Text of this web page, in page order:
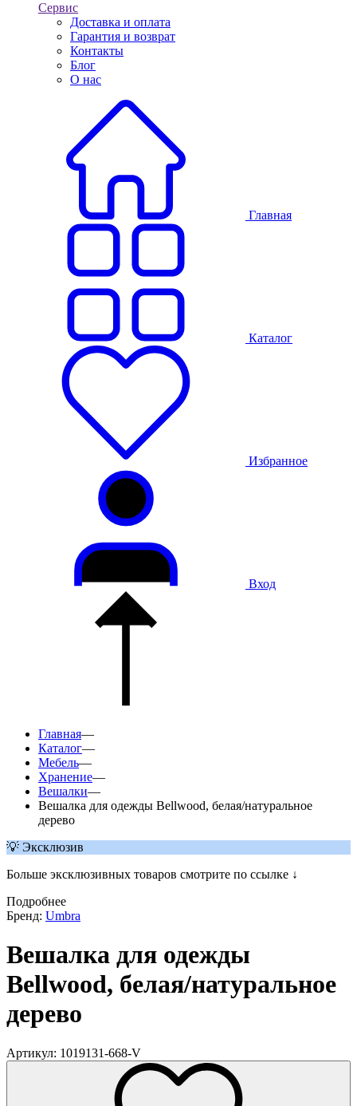
Сервис
Доставка и оплата
Гарантия и возврат
Контакты
Блог
О нас
Главная
Каталог
Избранное
Вход
Главная—
Каталог—
Мебель—
Хранение—
Вешалки—
Вешалка для одежды Bellwood, белая/натуральное
дерево
💡 Эксклюзив
Больше эксклюзивных товаров смотрите по ссылке ↓
Подробнее
Бренд: Umbra
Вешалка для одежды
Bellwood, белая/натуральное
дерево
Артикул: 1019131-668-V